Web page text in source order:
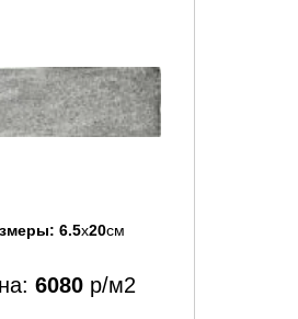
6.5x20см
6080 р/м2